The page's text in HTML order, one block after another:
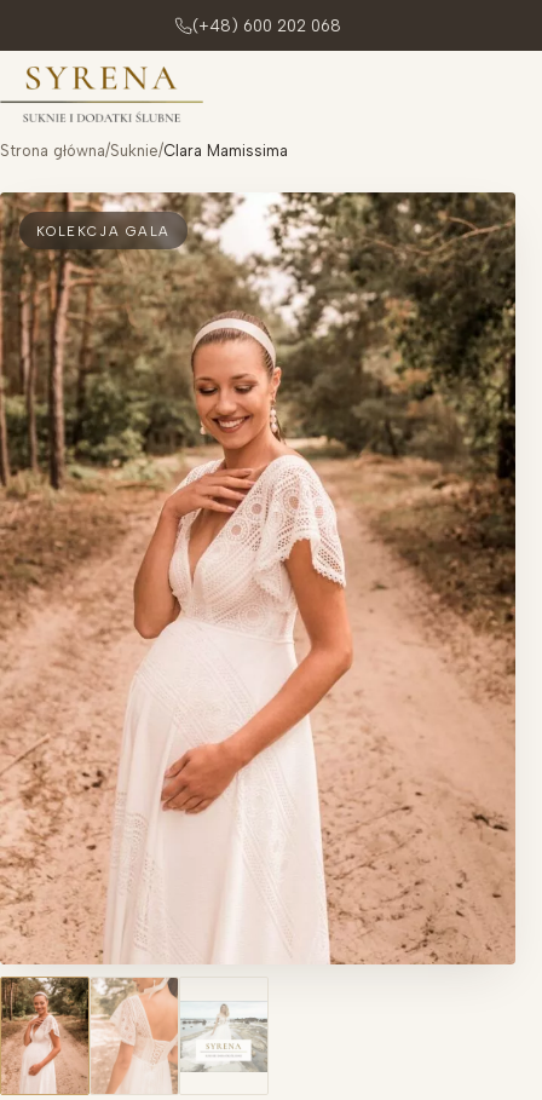
Przejdź do treści
(+48) 600 202 068
Strona główna/Suknie/Clara Mamissima
KOLEKCJA GALA